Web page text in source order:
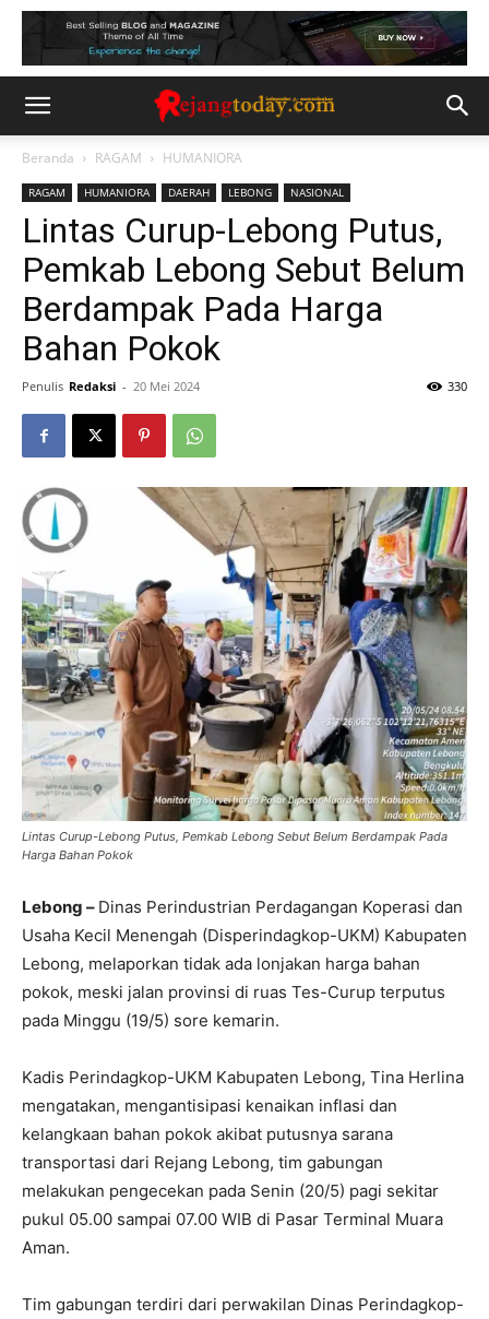
Beranda RAGAM HUMANIORA
RAGAM HUMANIORA DAERAH LEBONG NASIONAL
Lintas Curup-Lebong Putus,
Pemkab Lebong Sebut Belum
Berdampak Pada Harga
Bahan Pokok
Penulis Redaksi - 20 Mei 2024 330
Lintas Curup-Lebong Putus, Pemkab Lebong Sebut Belum Berdampak Pada
Harga Bahan Pokok
Lebong – Dinas Perindustrian Perdagangan Koperasi dan
Usaha Kecil Menengah (Disperindagkop-UKM) Kabupaten
Lebong, melaporkan tidak ada lonjakan harga bahan
pokok, meski jalan provinsi di ruas Tes-Curup terputus
pada Minggu (19/5) sore kemarin.
Kadis Perindagkop-UKM Kabupaten Lebong, Tina Herlina
mengatakan, mengantisipasi kenaikan inflasi dan
kelangkaan bahan pokok akibat putusnya sarana
transportasi dari Rejang Lebong, tim gabungan
melakukan pengecekan pada Senin (20/5) pagi sekitar
pukul 05.00 sampai 07.00 WIB di Pasar Terminal Muara
Aman.
Tim gabungan terdiri dari perwakilan Dinas Perindagkop-